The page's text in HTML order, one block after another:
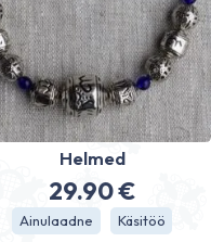
Helmed
29.90€
Ainulaadne Käsitöö